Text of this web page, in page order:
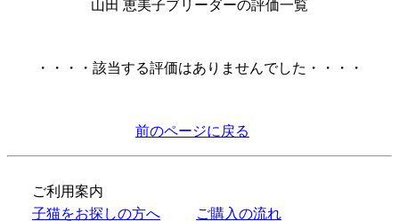
山田 恵美子ブリーダーの評価一覧
・・・・該当する評価はありませんでした・・・・
前のページに戻る
ご利用案内
子猫をお探しの方へ
ご購入の流れ